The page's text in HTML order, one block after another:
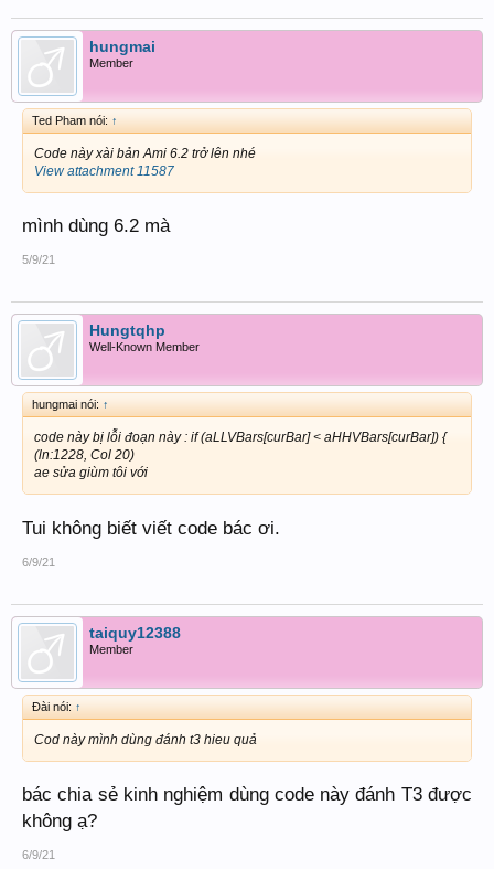
hungmai
Member
Ted Pham nói: ↑
Code này xài bản Ami 6.2 trở lên nhé
View attachment 11587
mình dùng 6.2 mà
5/9/21
Hungtqhp
Well-Known Member
hungmai nói: ↑
code này bị lỗi đoạn này : if (aLLVBars[curBar] < aHHVBars[curBar]) {
(ln:1228, Col 20)
ae sửa giùm tôi với
Tui không biết viết code bác ơi.
6/9/21
taiquy12388
Member
Đài nói: ↑
Cod này mình dùng đánh t3 hieu quả
bác chia sẻ kinh nghiệm dùng code này đánh T3 được
không ạ?
6/9/21